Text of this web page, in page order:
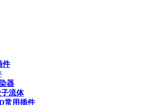
件
器
流体
常用插件